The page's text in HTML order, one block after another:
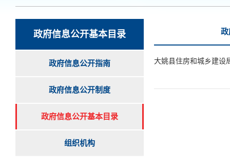
政府信息公开基本目录
政府信息公开指南
政府信息公开制度
政府信息公开基本目录
组织机构
政
大姚县住房和城乡建设